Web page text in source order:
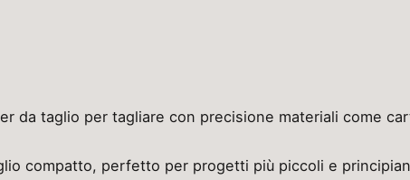
da taglio per tagliare con precisione materiali come
compatto, perfetto per progetti più piccoli e